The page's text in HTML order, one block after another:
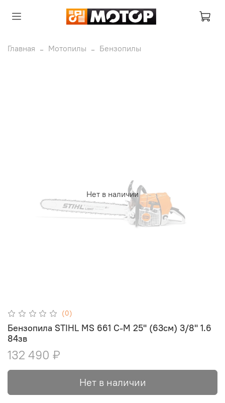
Главная Мотопилы Бензопилы
Нет в наличии
(0)
Бензопила STIHL MS 661 C-M 25" (63см) 3/8" 1.6
84зв
132 490 ₽
Нет в наличии